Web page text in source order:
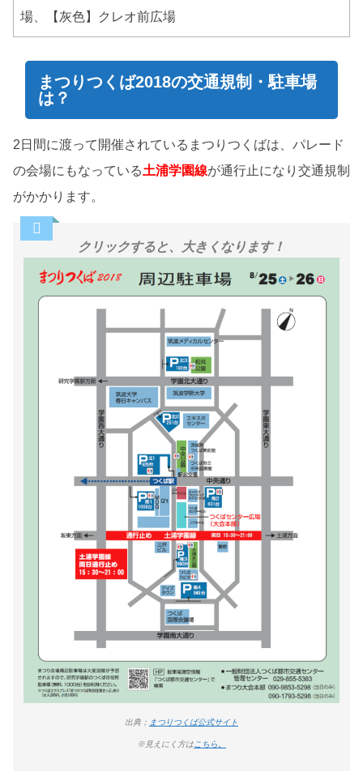
場、【灰色】クレオ前広場
まつりつくば2018の交通規制・駐車場
は？
2日間に渡って開催されているまつりつくばは、パレード
の会場にもなっている土浦学園線が通行止になり交通規制
がかかります。
クリックすると、大きくなります！
出典； まつりつくば公式サイト
※見えにく方は こちら。